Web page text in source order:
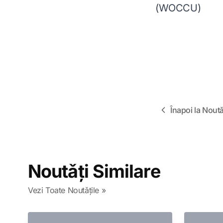
(WOCCU)
Înapoi la
Noutǎți Similare
Vezi Toate Noutǎțile »